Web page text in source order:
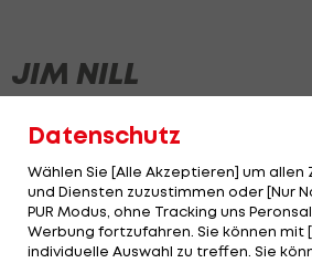
JIM NILL
Datenschutz
Wählen Sie [Alle Akzeptieren] um allen
und Diensten zuzustimmen oder [Nur
PUR Modus, ohne Tracking uns
Werbung fortzufahren. Sie können mit
individuelle Auswahl zu treffen. Sie